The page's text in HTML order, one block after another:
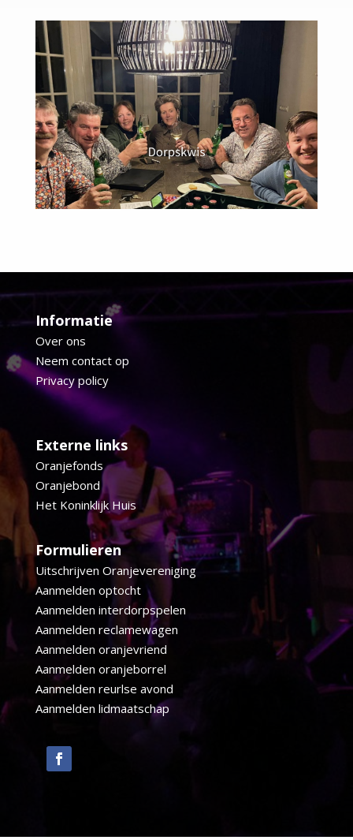
Informatie
Over ons
Neem contact op
Privacy policy
Externe links
Oranjefonds
Oranjebond
Het Koninklijk Huis
Formulieren
Uitschrijven Oranjevereniging
Aanmelden optocht
Aanmelden interdorpspelen
Aanmelden reclamewagen
Aanmelden oranjevriend
Aanmelden oranjeborrel
Aanmelden reurlse avond
Aanmelden lidmaatschap